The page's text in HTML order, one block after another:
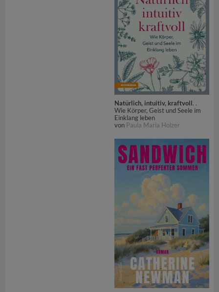
Natürlich, intuitiv, kraftvoll. .
Wie Körper, Geist und Seele im
Einklang leben
von Paula Maria Holzer